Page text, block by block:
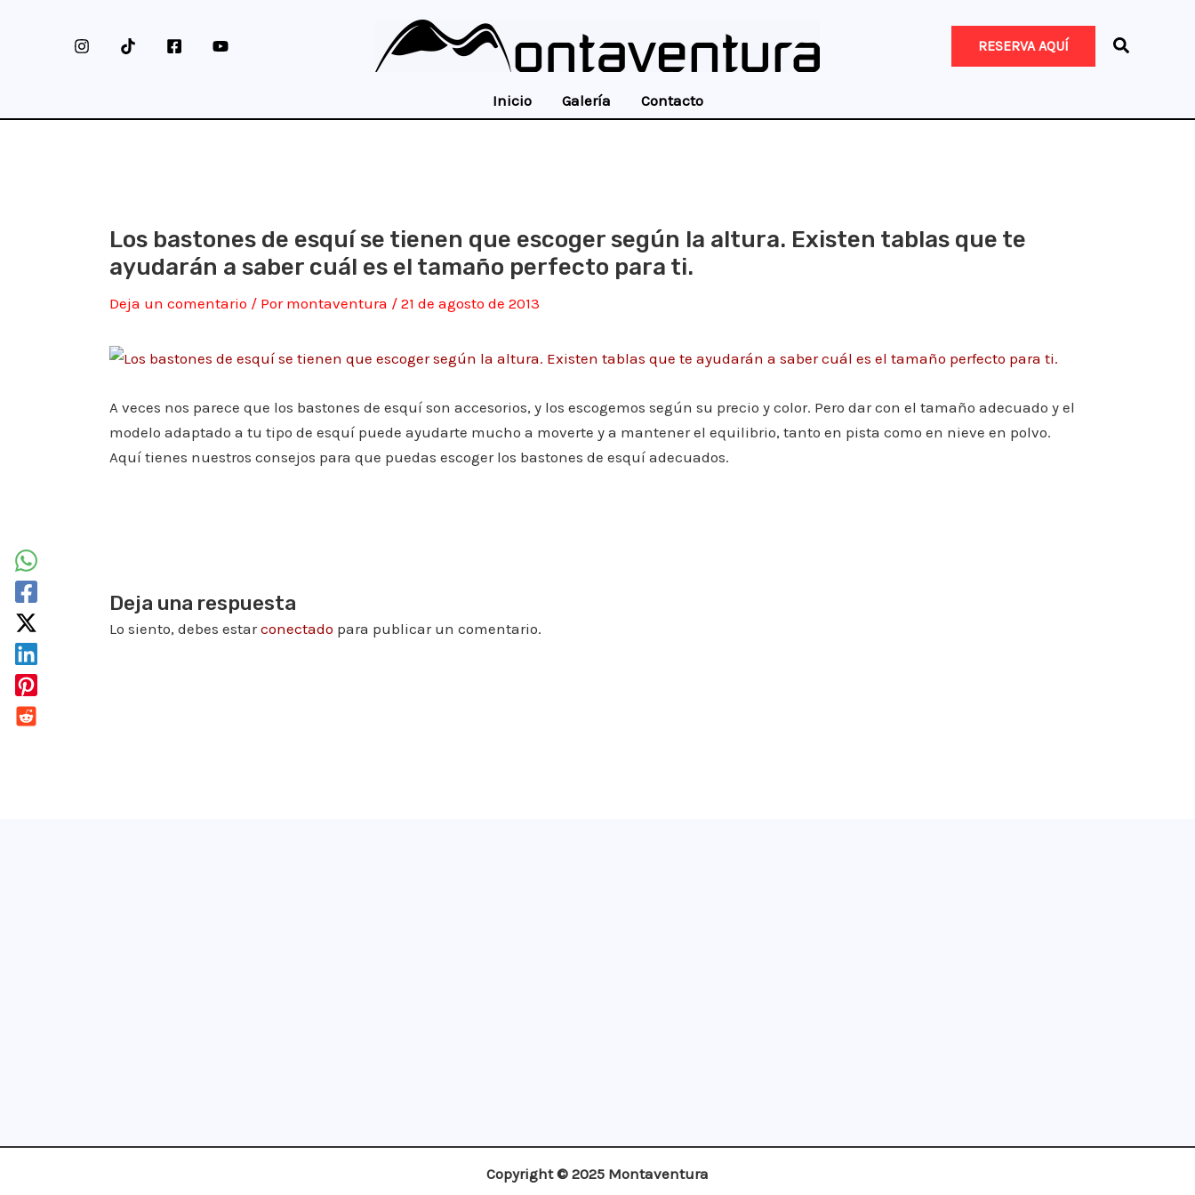
RESERVA AQUÍ
Inicio Galería Contacto
Los bastones de esquí se tienen que escoger según la altura. Existen tablas que te
ayudarán a saber cuál es el tamaño perfecto para ti.
Deja un comentario / Por montaventura / 21 de agosto de 2013
A veces nos parece que los bastones de esquí son accesorios, y los escogemos según su precio y color. Pero dar con el tamaño adecuado y el
modelo adaptado a tu tipo de esquí puede ayudarte mucho a moverte y a mantener el equilibrio, tanto en pista como en nieve en polvo.
Aquí tienes nuestros consejos para que puedas escoger los bastones de esquí adecuados.
Deja una respuesta
Lo siento, debes estarconectado para publicar un comentario.
Copyright © 2025 Montaventura